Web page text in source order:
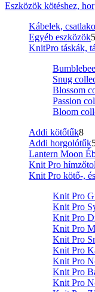
Eszközök kötéshez,
Kábelek,
Egyéb eszközök
KnitPro táskák,
Snug
Blossom
Passion
Bloom
Addi kötőtűk8
Addi horgolótűk
Lantern Moon
Knit Pro
Knit Pro kötő-,
Knit Pro
Knit Pro
Knit Pro
Knit Pro
Knit Pro
Knit Pro
Knit Pro
Knit Pro
Knit Pro